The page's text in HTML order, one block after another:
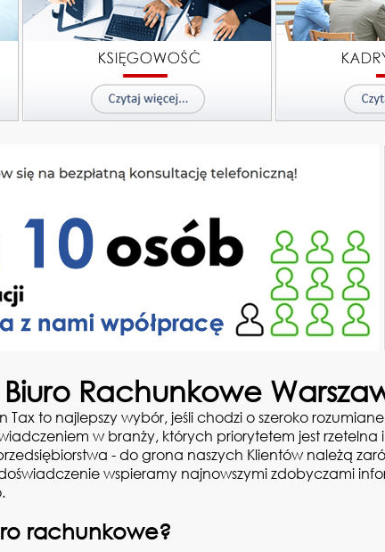
Biuro Rachunkowe
to najlepszy wybór, jeśli chodzi o szeroko
w branży, których priorytetem jest
- do grona naszych Klientów należą
wspieramy najnowszymi zdobyczami
rachunkowe?